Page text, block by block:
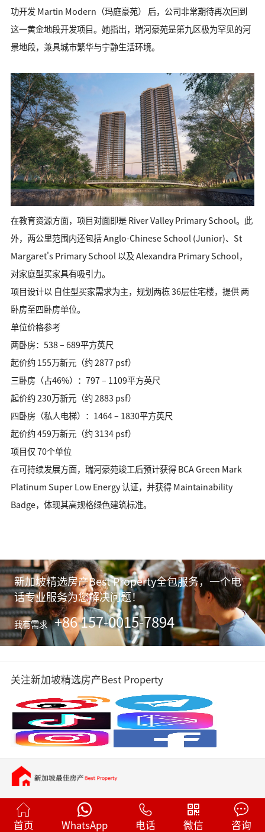
功开发 Martin Modern（玛庭豪苑） 后，公司非常期待再次回到
这一黄金地段开发项目。她指出，瑞河豪苑是第九区极为罕见的河
景地段，兼具城市繁华与宁静生活环境。
在教育资源方面，项目对面即是 River Valley Primary School。此
外，两公里范围内还包括 Anglo-Chinese School (Junior)、St
Margaret's Primary School 以及 Alexandra Primary School，
对家庭型买家具有吸引力。
项目设计以 自住型买家需求为主，规划两栋 36层住宅楼，提供 两
卧房至四卧房单位。
单位价格参考
两卧房：538 – 689平方英尺
起价约 155万新元（约 2877 psf）
三卧房（占46%）：797 – 1109平方英尺
起价约 230万新元（约 2883 psf）
四卧房（私人电梯）：1464 – 1830平方英尺
起价约 459万新元（约 3134 psf）
项目仅 70个单位
在可持续发展方面，瑞河豪苑竣工后预计获得 BCA Green Mark
Platinum Super Low Energy 认证，并获得 Maintainability
Badge，体现其高规格绿色建筑标准。
新加坡精选房产Best Property全包服务，一个电
话专业服务为您解决问题！
我有需求 +86 157-0015-7894
关注新加坡精选房产Best Property
首页 WhatsApp 电话 微信 咨询